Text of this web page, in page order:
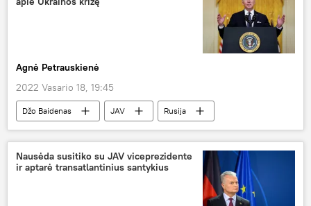
Agnė Petrauskienė
2022 Vasario 18, 19:45
Džo Baidenas JAV
Rusija
Ukraina
Pasaulyje
Nausėda susitiko su JAV viceprezidente
ir aptarė transatlantinius santykius